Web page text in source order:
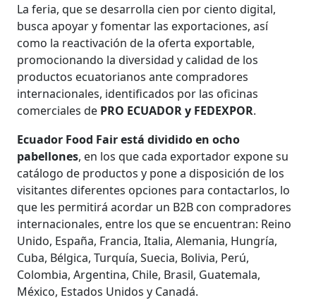
La feria, que se desarrolla cien por ciento digital,
busca apoyar y fomentar las exportaciones, así
como la reactivación de la oferta exportable,
promocionando la diversidad y calidad de los
productos ecuatorianos ante compradores
internacionales, identificados por las oficinas
comerciales de PRO ECUADOR y FEDEXPOR.
Ecuador Food Fair está dividido en ocho
pabellones, en los que cada exportador expone su
catálogo de productos y pone a disposición de los
visitantes diferentes opciones para contactarlos, lo
que les permitirá acordar un B2B con compradores
internacionales, entre los que se encuentran: Reino
Unido, España, Francia, Italia, Alemania, Hungría,
Cuba, Bélgica, Turquía, Suecia, Bolivia, Perú,
Colombia, Argentina, Chile, Brasil, Guatemala,
México, Estados Unidos y Canadá.